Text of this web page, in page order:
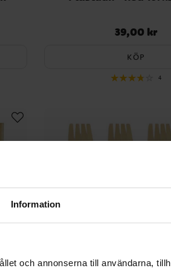
Information
och annonserna till användarna,
Pris:39,00 kr
39,00 kr
KÖP
4